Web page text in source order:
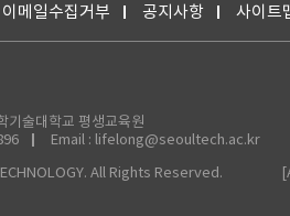
이메일수집거부 공지사항 사이트
기술대학교 평생교육원
Email : lifelong@seoultech.ac.kr
All Rights Reserved.